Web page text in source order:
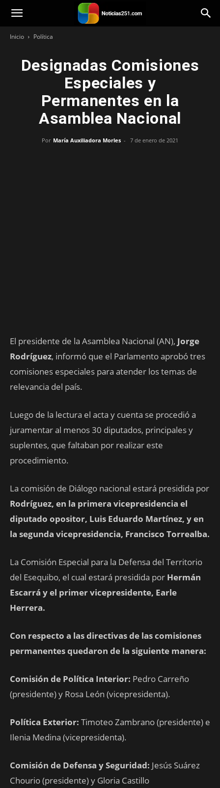
Noticias251
Inicio Política
Designadas Comisiones
Especiales y
Permanentes en la
Asamblea Nacional
Por María Auxiliadora Morles - 7 de enero de 2021
El presidente de la Asamblea Nacional (AN), Jorge
Rodríguez, informó que el Parlamento aprobó tres
comisiones especiales para atender los temas de
relevancia del país.
Luego de la lectura el acta y cuenta se procedió a
juramentar al menos 30 diputados, principales y
suplentes, que faltaban por realizar este
procedimiento.
La comisión de Diálogo nacional estará presidida por
Rodríguez, en la primera vicepresidencia el
diputado opositor, Luis Eduardo Martínez, y en
la segunda vicepresidencia, Francisco Torrealba.
La Comisión Especial para la Defensa del Territorio
del Esequibo, el cual estará presidida por Hermán
Escarrá y el primer vicepresidente, Earle
Herrera.
Con respecto a las directivas de las comisiones
permanentes quedaron de la siguiente manera:
Comisión de Política Interior: Pedro Carreño
(presidente) y Rosa León (vicepresidenta).
Política Exterior: Timoteo Zambrano (presidente) e
Ilenia Medina (vicepresidenta).
Comisión de Defensa y Seguridad: Jesús Suárez
Chourio (presidente) y Gloria Castillo